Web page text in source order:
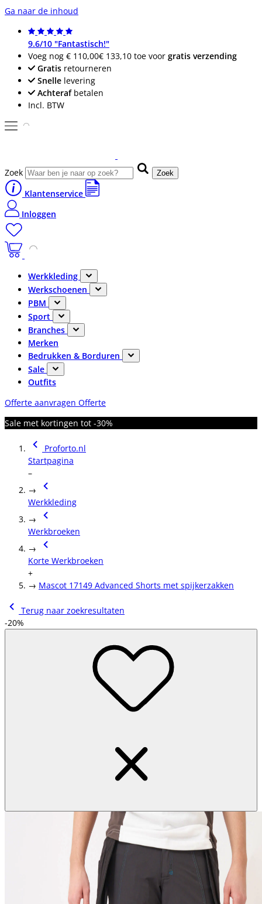
Ga naar de inhoud
9.6/10 "Fantastisch!"
Voeg nog € 110,00€ 133,10 toe voor gratis verzending
Gratis retourneren
Snelle levering
Achterafbetalen
Incl. BTW
Zoek Zoek
Klantenservice
Inloggen
Werkkleding
Werkschoenen
PBM
Sport
Branches
Merken
Bedrukken & Borduren
Sale
Outfits
Offerte aanvragen Offerte
Sale met kortingen tot -30%
Proforto.nl
Startpagina
–
→
Werkkleding
→
Werkbroeken
→
Korte Werkbroeken
+
→ Mascot 17149 Advanced Shorts met spijkerzakken
Terug naar zoekresultaten
-20%